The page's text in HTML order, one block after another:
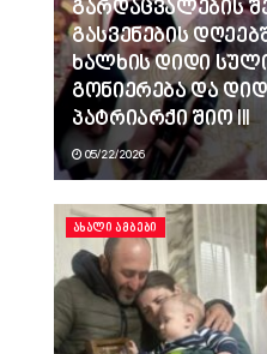
გარდაცვალების
გასვენების
ხალხის დიდი
გონიერება და
პატრიარქი შიო III
05/22/2026
ᲐᲮᲐᲚᲘ ᲐᲛᲑᲔᲑᲘ